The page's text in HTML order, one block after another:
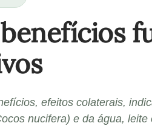
efeitos colaterais,
nucifera) e da água, leite